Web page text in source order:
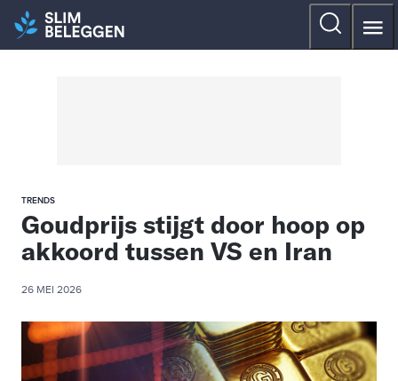
TRENDS
Goudprijs stijgt door hoop op
akkoord tussen VS en Iran
26 MEI 2026